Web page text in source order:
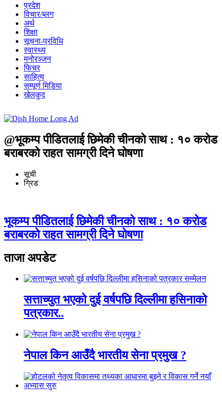
प्रदेश
विचार/ब्लग
अर्थ
शिक्षा
सूचना-प्रविधि
स्वास्थ्य
मनोरञ्जन
फिचर
साहित्य
सम्पूर्ण मिडिया
खेलकुद
@भूकम्प पीडितलाई छिमेकी चीनको साथ : १० करोड
बराबरको राहत सामग्री दिने घोषणा
सूची
ग्रिड
भूकम्प पीडितलाई छिमेकी चीनको साथ : १० करोड
बराबरको राहत सामग्री दिने घोषणा
ताजा अपडेट
सत्ताच्युत भएको दुई वर्षपछि दिल्लीमा हसिनाको
पत्रकार..
नेपाल किन आउँदै भारतीय सेना प्रमुख ?